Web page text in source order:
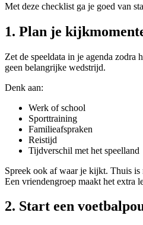
Met deze checklist ga je goed van
1. Plan je
Zet de speeldata in je agenda zodra
geen belangrijke wedstrijd.
Denk aan:
Werk of school
Sporttraining
Familieafspraken
Reistijd
Tijdverschil met het speelland
Spreek ook af waar je kijkt. Thuis is
Een vriendengroep maakt het extra
2. Start een